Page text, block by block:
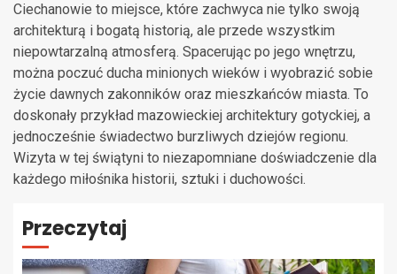
Ciechanowie to miejsce, które zachwyca nie tylko swoją
architekturą i bogatą historią, ale przede wszystkim
niepowtarzalną atmosferą. Spacerując po jego wnętrzu,
można poczuć ducha minionych wieków i wyobrazić sobie
życie dawnych zakonników oraz mieszkańców miasta. To
doskonały przykład mazowieckiej architektury gotyckiej, a
jednocześnie świadectwo burzliwych dziejów regionu.
Wizyta w tej świątyni to niezapomniane doświadczenie dla
każdego miłośnika historii, sztuki i duchowości.
Przeczytaj